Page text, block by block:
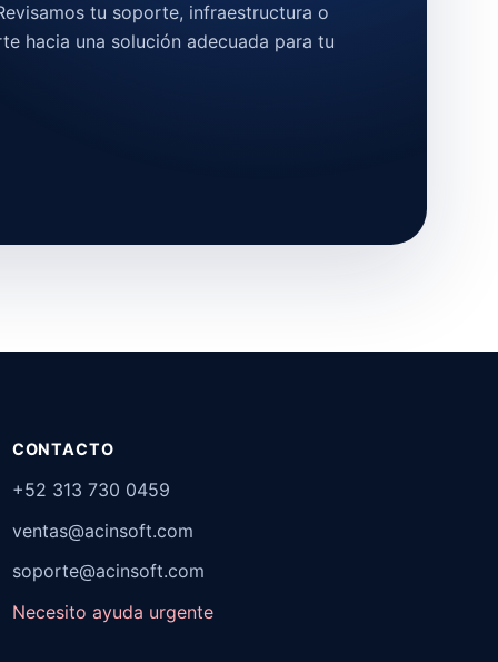
tu soporte, infraestructura o
hacia una solución adecuada para tu
CONTACTO
+52 313 730 0459
ventas@acinsoft.com
soporte@acinsoft.com
Necesito ayuda urgente